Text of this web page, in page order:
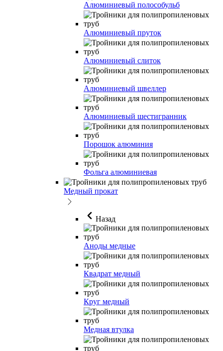
Алюминиевый полособульб
Алюминиевый пруток
Алюминиевый слиток
Алюминиевый швеллер
Алюминиевый шестигранник
Порошок алюминия
Фольга алюминиевая
Медный прокат
Назад
Аноды медные
Квадрат медный
Круг медный
Медная втулка